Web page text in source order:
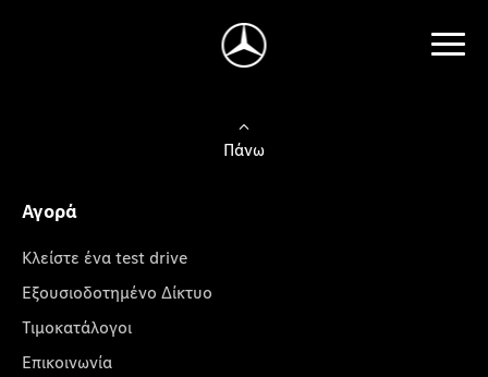
Πάνω
Αγορά
Κλείστε ένα test drive
Εξουσιοδοτημένο Δίκτυο
Τιμοκατάλογοι
Επικοινωνία